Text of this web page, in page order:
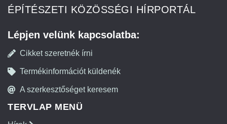
ÉPÍTÉSZETI KÖZÖSSÉGI HÍRPORTÁL
Lépjen velünk kapcsolatba:
Cikket szeretnék írni
Termékinformációt küldenék
A szerkesztőséget keresem
TERVLAP MENÜ